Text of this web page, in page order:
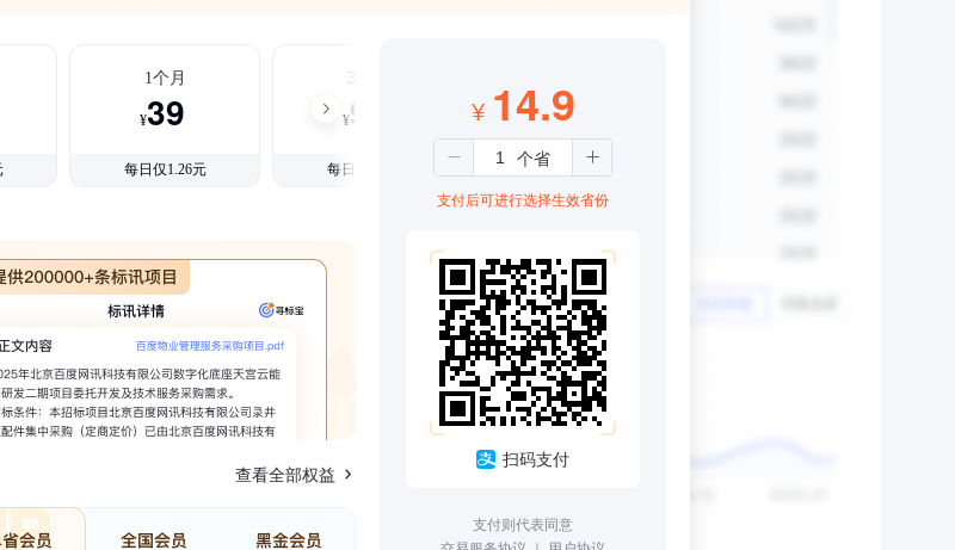
1个月
¥39
每日仅1.26元
3个月
¥99
每日仅1.08元
查看全部权益
¥ 14.9
支付后可进行选择生效省份
扫码支付
支付则代表同意